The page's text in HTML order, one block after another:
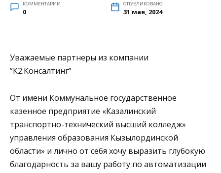
КОММЕНТАРИИ
0
ОПУБЛИКОВАНО
31 мая, 2024
Уважаемые партнеры из компании
”К2.Консалтинг”
От имени Коммунальное государственное
казенное предприятие «Казалинский
транспортно-технический высший колледж»
управления образования Кызылординской
области» и лично от себя хочу выразить глубокую
благодарность за вашу работу по автоматизации